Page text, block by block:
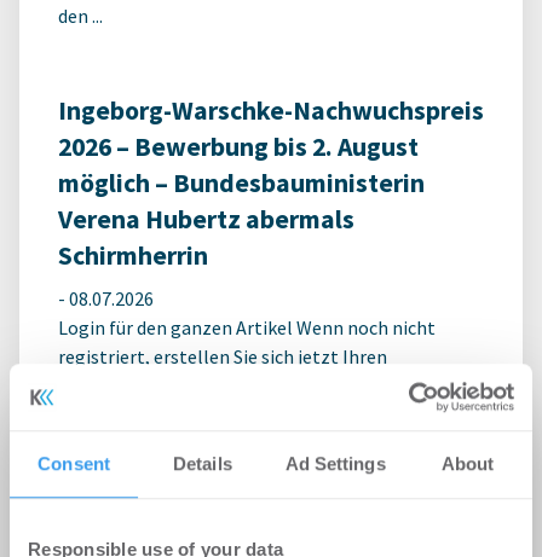
Consent Details Ad Settings About
Responsible use of your data
den ...
Ingeborg-Warschke-Nachwuchspreis
2026 – Bewerbung bis 2. August
möglich – Bundesbauministerin
Verena Hubertz abermals
Schirmherrin
- 08.07.2026
Login für den ganzen Artikel Wenn noch nicht
registriert, erstellen Sie sich jetzt Ihren
kostenlosen Account, um auf die neusten ...